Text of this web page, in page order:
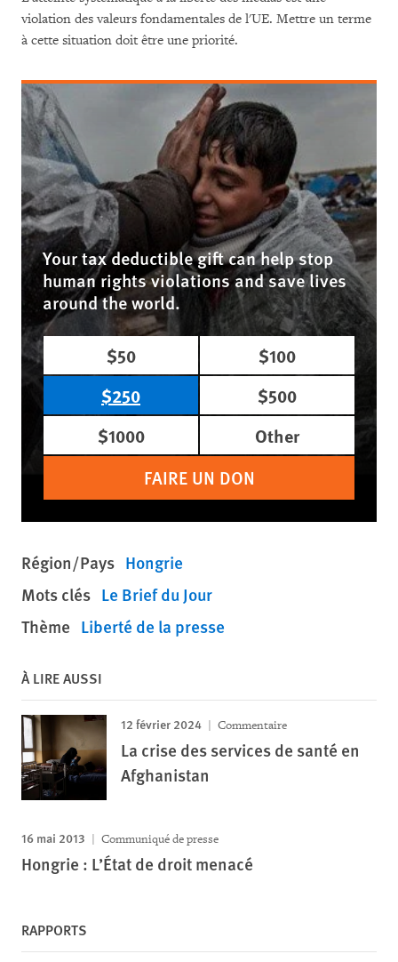
violation des valeurs fondamentales de l'UE. Mettre un terme
à cette situation doit être une priorité.
Your tax deductible gift can help stop
human rights violations and save lives
around the world.
$50
$100
$250
$500
$1000
Other
FAIRE UN DON
Région/Pays Hongrie
Mots clés Le Brief du Jour
Thème Liberté de la presse
À LIRE AUSSI
12 février 2024 Commentaire
La crise des services de santé en
Afghanistan
16 mai 2013 Communiqué de presse
Hongrie : L’État de droit menacé
RAPPORTS